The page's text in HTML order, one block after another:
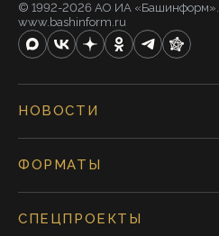
© 1992-2026 АО ИА «Башинформ».
www.bashinform.ru
НОВОСТИ
ФОРМАТЫ
СПЕЦПРОЕКТЫ